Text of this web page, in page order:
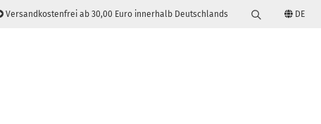
Versandkostenfrei ab 30,00 Euro innerhalb Deutschlands DE